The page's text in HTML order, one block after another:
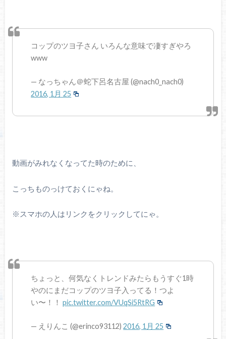
コップのツヨ子さん いろんな意味で凄すぎやろ
www
— なっちゃん＠蛇下呂名古屋 (@nach0_nach0)
2016, 1月 25
動画がみれなくなってた時のために、
こっちものっけておくにゃね。
※スマホの人はリンクをクリックしてにゃ。
ちょっと、何気なくトレンドみたらもうすぐ1時
やのにまだコップのツヨ子入ってる！つよ
い〜！！pic.twitter.com/VUqSi5RtRG
— えりんこ (@erinco93112)2016, 1月 25